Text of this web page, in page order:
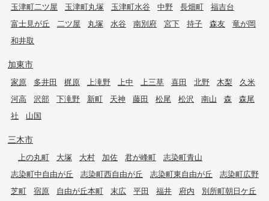
玉津町二ツ屋
玉津町丸塚 玉津町水谷 中野 長畑町
福吉台
富士見が丘
二ツ屋 丸塚 水谷 南別府 宮下 持子 森友
竜が岡
和井取
加東市
家原 多井田 梶原 上滝野 上中 上三草 喜田 北野 木梨
久米
河高
沢部 下滝野 新町 天神 藤田 松尾 松沢 南山 森
森尾
社
山国
三木市
上の丸町 大塚 大村 加佐 君が峰町
志染町青山
志染町中自由が丘
志染町西自由が丘 志染町東自由が丘
志染町広野
芝町
宿原 自由が丘本町 末広 平田 福井 府内
別所町朝日ケ丘